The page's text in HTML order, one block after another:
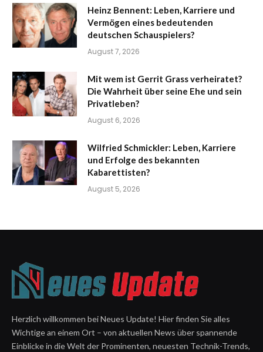
Heinz Bennent: Leben, Karriere und
Vermögen eines bedeutenden
deutschen Schauspielers?
August 7, 2026
Mit wem ist Gerrit Grass verheiratet?
Die Wahrheit über seine Ehe und sein
Privatleben?
August 6, 2026
Wilfried Schmickler: Leben, Karriere
und Erfolge des bekannten
Kabarettisten?
August 5, 2026
Herzlich willkommen bei Neues Update! Hier finden Sie alles
Wichtige an einem Ort – von aktuellen News über spannende
Einblicke in die Welt der Prominenten, neuesten Technik-Trends,